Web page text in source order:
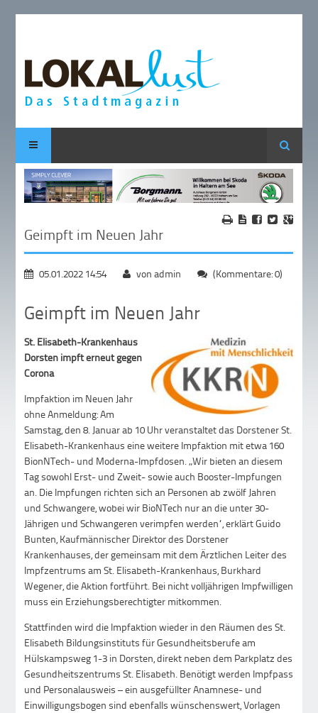
Suche
Geimpft im Neuen Jahr
05.01.2022 14:54 von admin (Kommentare: 0)
Geimpft im Neuen Jahr
St. Elisabeth-Krankenhaus
Dorsten impft erneut gegen
Corona
Impfaktion im Neuen Jahr
ohne Anmeldung: Am
Samstag, den 8. Januar ab 10 Uhr veranstaltet das Dorstener St.
Elisabeth-Krankenhaus eine weitere Impfaktion mit etwa 160
BionNTech- und Moderna-Impfdosen. „Wir bieten an diesem
Tag sowohl Erst- und Zweit- sowie auch Booster-Impfungen
an. Die Impfungen richten sich an Personen ab zwölf Jahren
und Schwangere, wobei wir BioNTech nur an die unter 30-
Jährigen und Schwangeren verimpfen werden“, erklärt Guido
Bunten, Kaufmännischer Direktor des Dorstener
Krankenhauses, der gemeinsam mit dem Ärztlichen Leiter des
Impfzentrums am St. Elisabeth-Krankenhaus, Burkhard
Wegener, die Aktion fortführt. Bei nicht volljährigen Impfwilligen
muss ein Erziehungsberechtigter mitkommen.
Stattfinden wird die Impfaktion wieder in den Räumen des St.
Elisabeth Bildungsinstituts für Gesundheitsberufe am
Hülskampsweg 1-3 in Dorsten, direkt neben dem Parkplatz des
Gesundheitszentrums St. Elisabeth. Benötigt werden Impfpass
und Personalausweis – ein ausgefüllter Anamnese- und
Einwilligungsbogen sind ebenfalls wünschenswert, Vorlagen